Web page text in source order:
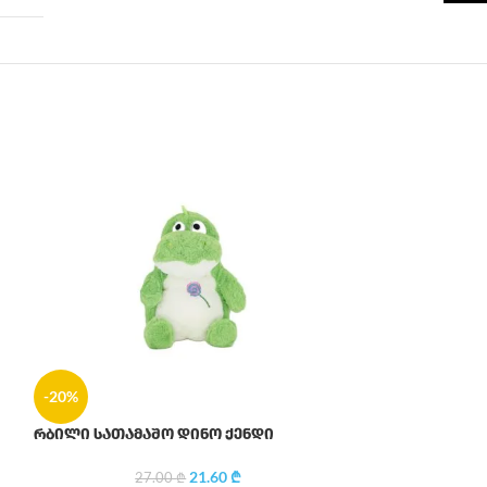
-20%
რბილი სათამაშო დინო ქენდი
27.00₾ 21.60₾